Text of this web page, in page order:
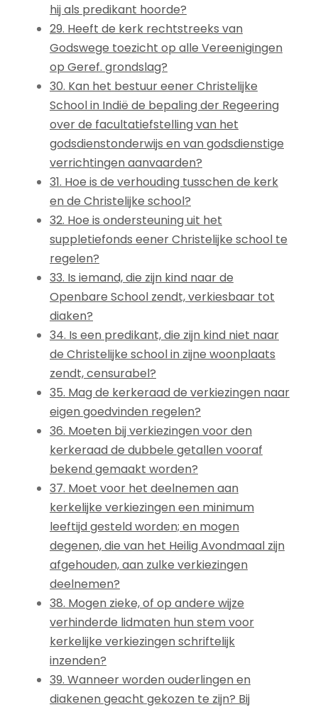
hij als predikant hoorde?
29. Heeft de kerk rechtstreeks van
Godswege toezicht op alle Vereenigingen
op Geref. grondslag?
30. Kan het bestuur eener Christelijke
School in Indië de bepaling der Regeering
over de facultatiefstelling van het
godsdienstonderwijs en van godsdienstige
verrichtingen aanvaarden?
31. Hoe is de verhouding tusschen de kerk
en de Christelijke school?
32. Hoe is ondersteuning uit het
suppletiefonds eener Christelijke school te
regelen?
33. Is iemand, die zijn kind naar de
Openbare School zendt, verkiesbaar tot
diaken?
34. Is een predikant, die zijn kind niet naar
de Christelijke school in zijne woonplaats
zendt, censurabel?
35. Mag de kerkeraad de verkiezingen naar
eigen goedvinden regelen?
36. Moeten bij verkiezingen voor den
kerkeraad de dubbele getallen vooraf
bekend gemaakt worden?
37. Moet voor het deelnemen aan
kerkelijke verkiezingen een minimum
leeftijd gesteld worden; en mogen
degenen, die van het Heilig Avondmaal zijn
afgehouden, aan zulke verkiezingen
deelnemen?
38. Mogen zieke, of op andere wijze
verhinderde lidmaten hun stem voor
kerkelijke verkiezingen schriftelijk
inzenden?
39. Wanneer worden ouderlingen en
diakenen geacht gekozen te zijn? Bij